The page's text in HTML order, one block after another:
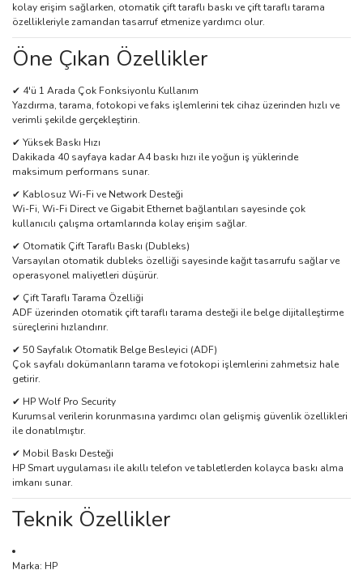
kolay erişim sağlarken, otomatik çift taraflı baskı ve çift taraflı tarama
özellikleriyle zamandan tasarruf etmenize yardımcı olur.
Öne Çıkan Özellikler
✔ 4'ü 1 Arada Çok Fonksiyonlu Kullanım
Yazdırma, tarama, fotokopi ve faks işlemlerini tek cihaz üzerinden hızlı ve
verimli şekilde gerçekleştirin.
✔ Yüksek Baskı Hızı
Dakikada 40 sayfaya kadar A4 baskı hızı ile yoğun iş yüklerinde
maksimum performans sunar.
✔ Kablosuz Wi-Fi ve Network Desteği
Wi-Fi, Wi-Fi Direct ve Gigabit Ethernet bağlantıları sayesinde çok
kullanıcılı çalışma ortamlarında kolay erişim sağlar.
✔ Otomatik Çift Taraflı Baskı (Dubleks)
Varsayılan otomatik dubleks özelliği sayesinde kağıt tasarrufu sağlar ve
operasyonel maliyetleri düşürür.
✔ Çift Taraflı Tarama Özelliği
ADF üzerinden otomatik çift taraflı tarama desteği ile belge dijitalleştirme
süreçlerini hızlandırır.
✔ 50 Sayfalık Otomatik Belge Besleyici (ADF)
Çok sayfalı dokümanların tarama ve fotokopi işlemlerini zahmetsiz hale
getirir.
✔ HP Wolf Pro Security
Kurumsal verilerin korunmasına yardımcı olan gelişmiş güvenlik özellikleri
ile donatılmıştır.
✔ Mobil Baskı Desteği
HP Smart uygulaması ile akıllı telefon ve tabletlerden kolayca baskı alma
imkanı sunar.
Teknik Özellikler
Marka: HP